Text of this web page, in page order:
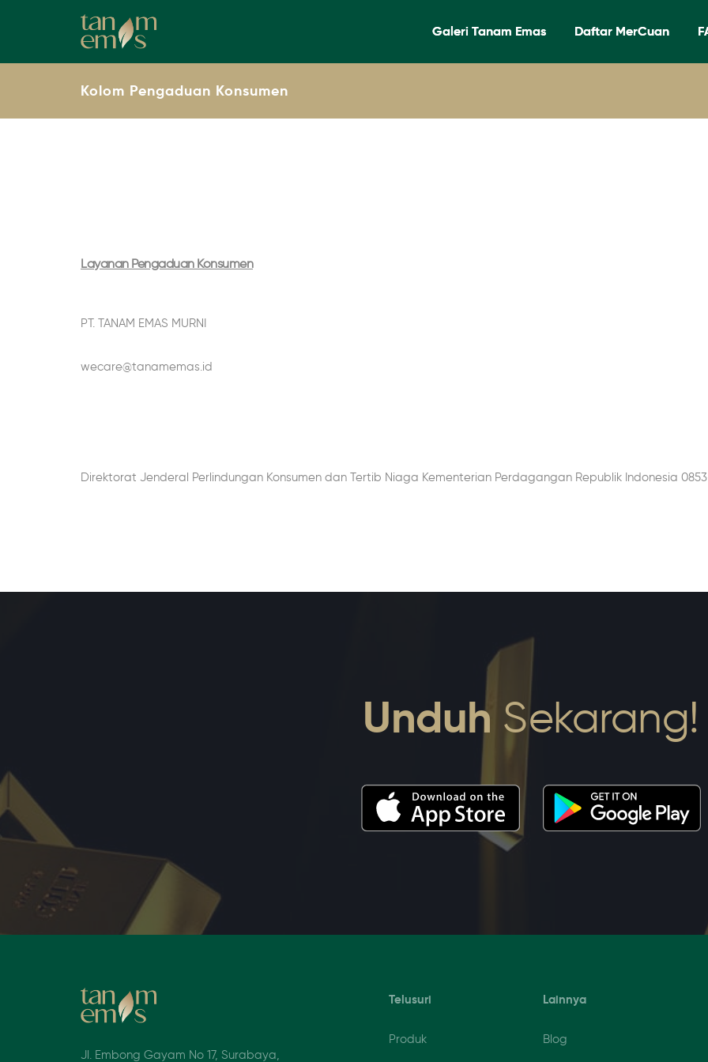
Galeri Tanam Emas Daftar MerCuan
Kolom Pengaduan Konsumen
Layanan Pengaduan Konsumen
PT. TANAM EMAS MURNI
wecare@tanamemas.id
Direktorat Jenderal Perlindungan Konsumen dan Tertib Niaga Kementerian Perdagangan Republik Indonesia 0853-
Unduh Sekarang!
Jl. Embong Gayam No 17, Surabaya,
Telusuri
Produk
Lainnya
Blog